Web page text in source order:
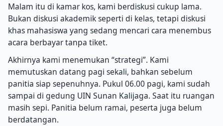
Malam itu di kamar kos, kami berdiskusi cukup lama.
Bukan diskusi akademik seperti di kelas, tetapi diskusi
khas mahasiswa yang sedang mencari cara menembus
acara berbayar tanpa tiket.
Akhirnya kami menemukan “strategi”. Kami
memutuskan datang pagi sekali, bahkan sebelum
panitia siap sepenuhnya. Pukul 06.00 pagi, kami sudah
sampai di gedung UIN Sunan Kalijaga. Saat itu ruangan
masih sepi. Panitia belum ramai, peserta juga belum
berdatangan.